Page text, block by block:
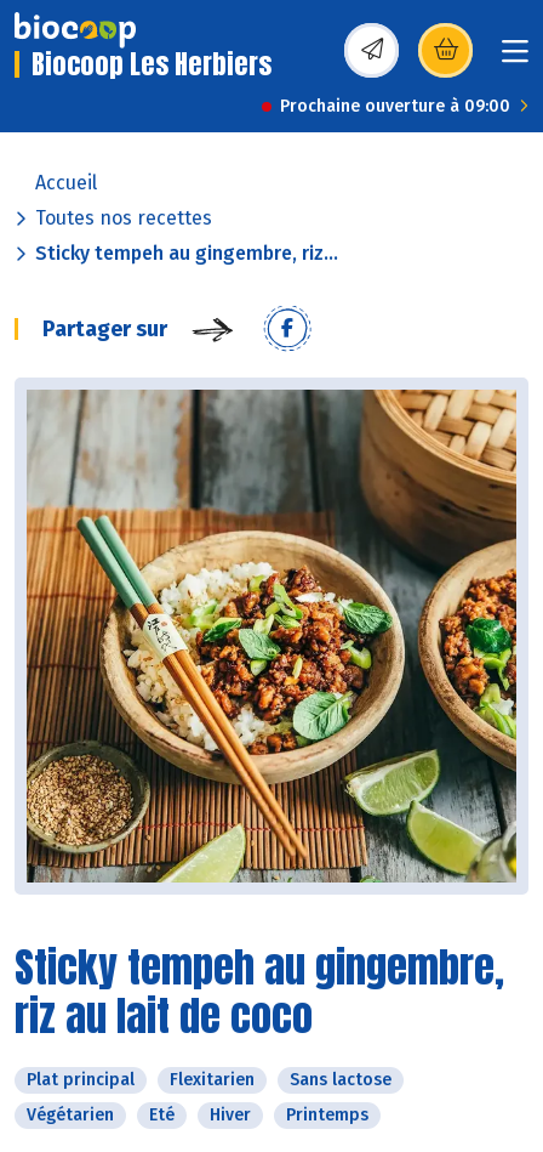
Biocoop Les Herbiers (s’ouvre dans une
Prochaine ouverture à 09:00
Accueil
Toutes nos recettes
Sticky tempeh au gingembre, riz...
Partager sur
Sticky tempeh au gingembre,
riz au lait de coco
Plat principal Flexitarien
Sans lactose
Végétarien
Eté Hiver Printemps